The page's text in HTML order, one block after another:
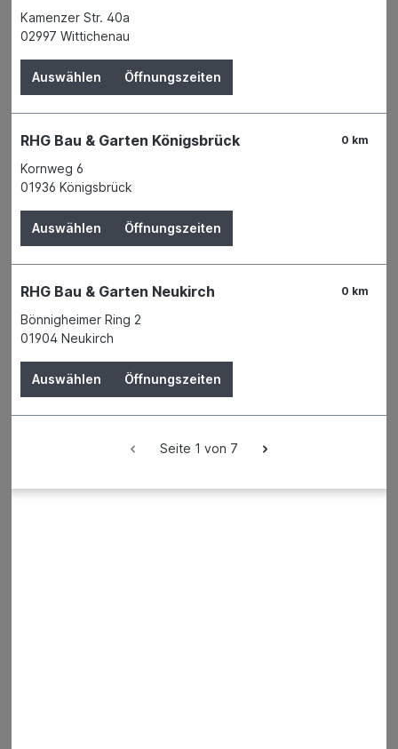
rund 65 schmaler Rand D:600mm
angezeigt.
Details
Baueimer PE schwarz schwere
Kamenzer Str. 40a
02997 Wittichenau
Auswählen Öffnungszeiten
0 km
RHG Bau & Garten Königsbrück
Kornweg 6
01936 Königsbrück
Auswählen Öffnungszeiten
0 km
RHG Bau & Garten Neukirch
Bönnigheimer Ring 2
01904 Neukirch
Auswählen Öffnungszeiten
Seite 1 von 7